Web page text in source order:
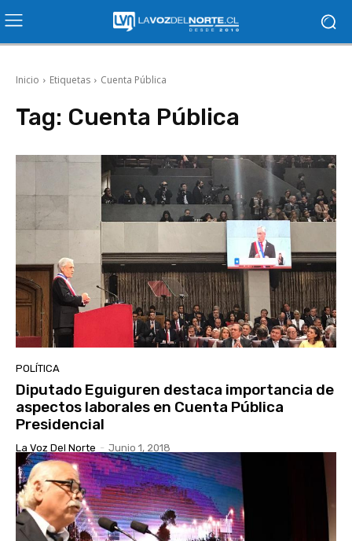
Inicio Etiquetas Cuenta Pública
Tag: Cuenta Pública
POLÍTICA
Diputado Eguiguren destaca importancia de
aspectos laborales en Cuenta Pública
Presidencial
La Voz Del Norte - Junio 1, 2018